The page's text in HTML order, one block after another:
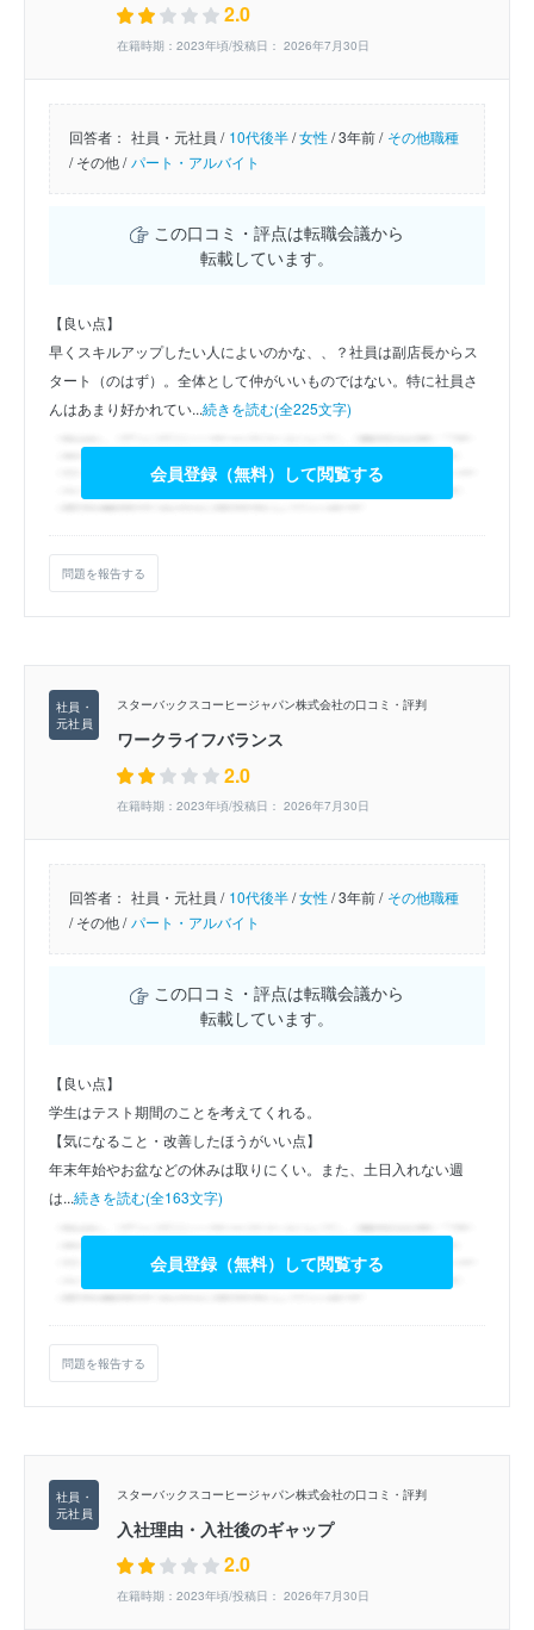
2.0
在籍時期：2023年頃/投稿日： 2026年7月30日
回答者： 社員・元社員 / 10代後半/女性/3年前 / その他職種
/その他 / パート・アルバイト
この口コミ・評点は転職会議から
転載しています。
【良い点】
早くスキルアップしたい人によいのかな、、？社員は副店長からス
タート（のはず）。全体として仲がいいものではない。特に社員さ
んはあまり好かれてい...続きを読む(全225文字)
会員登録（無料）して閲覧する
問題を報告する
スターバックスコーヒージャパン株式会社の口コミ・評判
ワークライフバランス
2.0
在籍時期：2023年頃/投稿日： 2026年7月30日
回答者： 社員・元社員 / 10代後半/女性/3年前 / その他職種
/その他 / パート・アルバイト
この口コミ・評点は転職会議から
転載しています。
【良い点】
学生はテスト期間のことを考えてくれる。
【気になること・改善したほうがいい点】
年末年始やお盆などの休みは取りにくい。また、土日入れない週
は...続きを読む(全163文字)
会員登録（無料）して閲覧する
問題を報告する
スターバックスコーヒージャパン株式会社の口コミ・評判
入社理由・入社後のギャップ
2.0
在籍時期：2023年頃/投稿日： 2026年7月30日